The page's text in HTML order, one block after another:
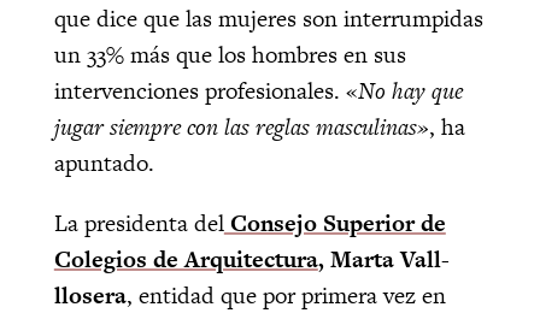
que dice que las mujeres son interrumpidas
un 33% más que los hombres en sus
intervenciones profesionales. «No hay que
jugar siempre con las reglas masculinas», ha
apuntado.
La presidenta delConsejo Superior de
Colegios de Arquitectura, Marta Vall-
llosera, entidad que por primera vez en